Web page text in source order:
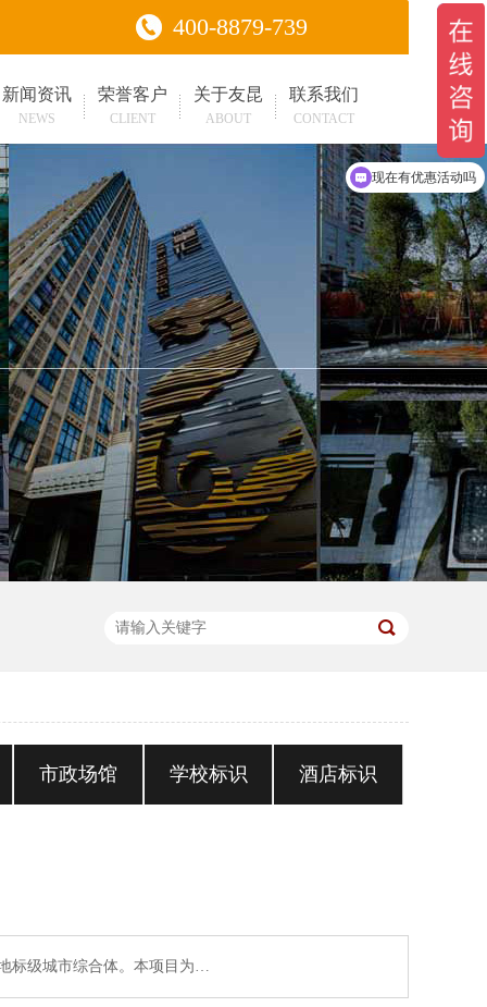
400-8879-739
新闻资讯
NEWS
荣誉客户
CLIENT
关于友昆
ABOUT
联系我们
CONTACT
市政场馆 学校标识 酒店标识
标级城市综合体。本项目为…
可以介绍下你们的产品么